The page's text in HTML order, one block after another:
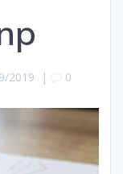
2019 | 0